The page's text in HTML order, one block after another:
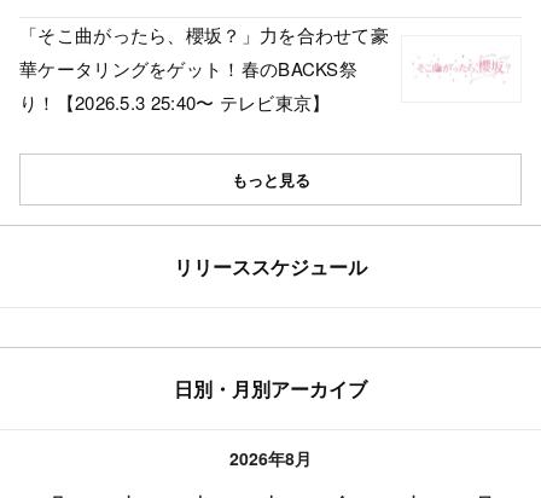
「そこ曲がったら、櫻坂？」力を合わせて豪
華ケータリングをゲット！春のBACKS祭
り！【2026.5.3 25:40〜 テレビ東京】
もっと見る
リリーススケジュール
日別・月別アーカイブ
2026年8月